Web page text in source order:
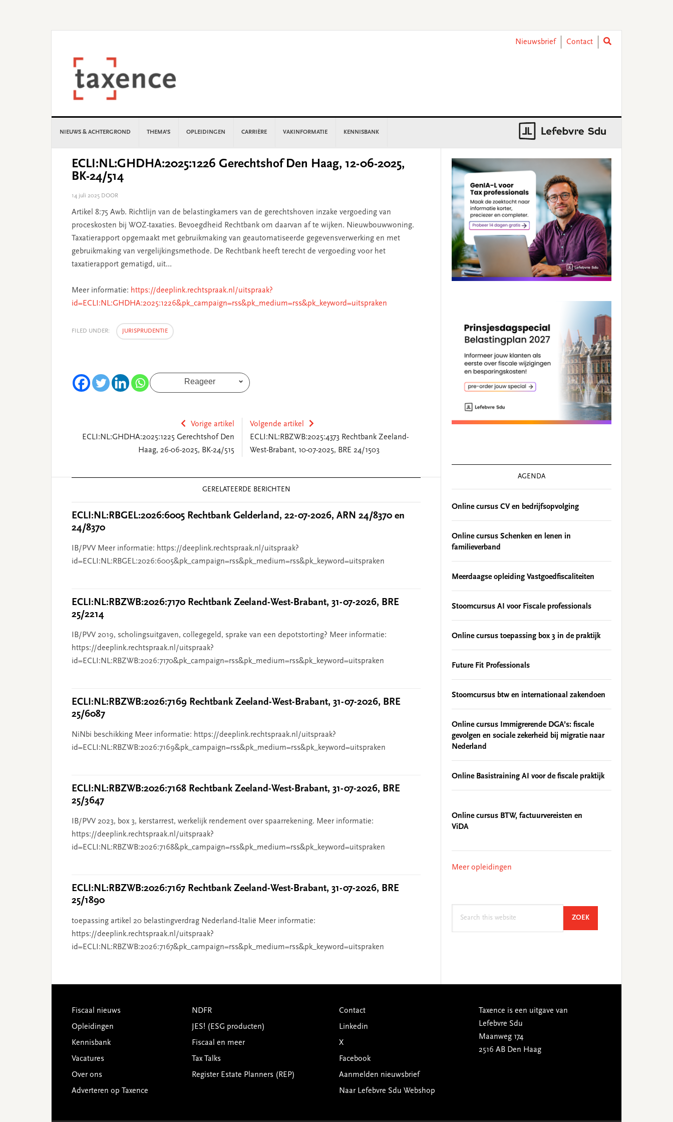
Nieuwsbrief
Contact
NIEUWS & ACHTERGROND THEMA’S OPLEIDINGEN CARRIÈRE VAKINFORMATIE KENNISBANK
ECLI:NL:GHDHA:2025:1226 Gerechtshof Den Haag, 12-06-2025,
BK-24/514
14 juli 2025 DOOR
Artikel 8:75 Awb. Richtlijn van de belastingkamers van de gerechtshoven inzake vergoeding van
proceskosten bij WOZ-taxaties. Bevoegdheid Rechtbank om daarvan af te wijken. Nieuwbouwwoning.
Taxatierapport opgemaakt met gebruikmaking van geautomatiseerde gegevensverwerking en met
gebruikmaking van vergelijkingsmethode. De Rechtbank heeft terecht de vergoeding voor het
taxatierapport gematigd, uit…
Meer informatie: https://deeplink.rechtspraak.nl/uitspraak?
id=ECLI:NL:GHDHA:2025:1226&pk_campaign=rss&pk_medium=rss&pk_keyword=uitspraken
FILED UNDER: JURISPRUDENTIE
Reageer
Vorige artikel
ECLI:NL:GHDHA:2025:1225 Gerechtshof Den
Haag, 26-06-2025, BK-24/515
Volgende artikel
ECLI:NL:RBZWB:2025:4373 Rechtbank Zeeland-
West-Brabant, 10-07-2025, BRE 24/1503
GERELATEERDE BERICHTEN
ECLI:NL:RBGEL:2026:6005 Rechtbank Gelderland, 22-07-2026, ARN 24/8370 en
24/8370
IB/PVV Meer informatie: https://deeplink.rechtspraak.nl/uitspraak?
id=ECLI:NL:RBGEL:2026:6005&pk_campaign=rss&pk_medium=rss&pk_keyword=uitspraken
ECLI:NL:RBZWB:2026:7170 Rechtbank Zeeland-West-Brabant, 31-07-2026, BRE
25/2214
IB/PVV 2019, scholingsuitgaven, collegegeld, sprake van een depotstorting? Meer informatie:
https://deeplink.rechtspraak.nl/uitspraak?
id=ECLI:NL:RBZWB:2026:7170&pk_campaign=rss&pk_medium=rss&pk_keyword=uitspraken
ECLI:NL:RBZWB:2026:7169 Rechtbank Zeeland-West-Brabant, 31-07-2026, BRE
25/6087
NiNbi beschikking Meer informatie: https://deeplink.rechtspraak.nl/uitspraak?
id=ECLI:NL:RBZWB:2026:7169&pk_campaign=rss&pk_medium=rss&pk_keyword=uitspraken
ECLI:NL:RBZWB:2026:7168 Rechtbank Zeeland-West-Brabant, 31-07-2026, BRE
25/3647
IB/PVV 2023, box 3, kerstarrest, werkelijk rendement over spaarrekening. Meer informatie:
https://deeplink.rechtspraak.nl/uitspraak?
id=ECLI:NL:RBZWB:2026:7168&pk_campaign=rss&pk_medium=rss&pk_keyword=uitspraken
ECLI:NL:RBZWB:2026:7167 Rechtbank Zeeland-West-Brabant, 31-07-2026, BRE
25/1890
toepassing artikel 20 belastingverdrag Nederland-Italië Meer informatie:
https://deeplink.rechtspraak.nl/uitspraak?
id=ECLI:NL:RBZWB:2026:7167&pk_campaign=rss&pk_medium=rss&pk_keyword=uitspraken
Sidebar
AGENDA
Online cursus CV en bedrijfsopvolging
Online cursus Schenken en lenen in
familieverband
Meerdaagse opleiding Vastgoedfiscaliteiten
Stoomcursus AI voor Fiscale professionals
Online cursus toepassing box 3 in de praktijk
Future Fit Professionals
Stoomcursus btw en internationaal zakendoen
Online cursus Immigrerende DGA’s: fiscale
gevolgen en sociale zekerheid bij migratie naar
Nederland
Online Basistraining AI voor de fiscale praktijk
Online cursus BTW, factuurvereisten en
ViDA
Meer opleidingen
ZOEKSEARCH
Footer
Fiscaal nieuws
Opleidingen
Kennisbank
Vacatures
Over ons
Adverteren op Taxence
NDFR
JES! (ESG producten)
Fiscaal en meer
Tax Talks
Register Estate Planners (REP)
Contact
Linkedin
X
Facebook
Aanmelden nieuwsbrief
Naar Lefebvre Sdu Webshop
Taxence is een uitgave van
Lefebvre Sdu
Maanweg 174
2516 AB Den Haag